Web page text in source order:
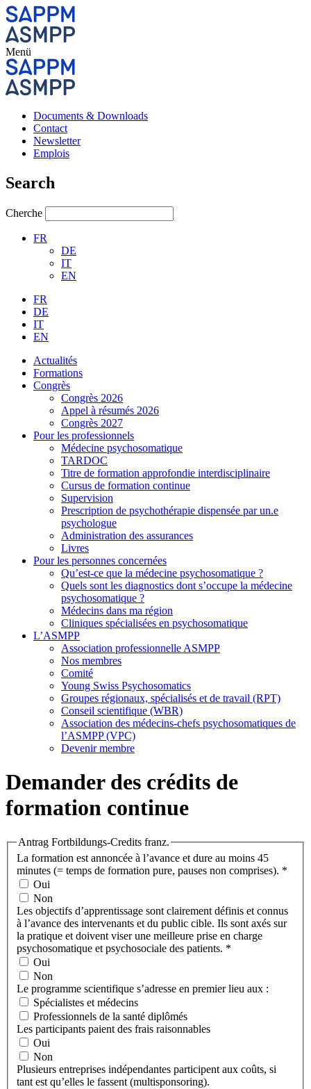
Menü
Documents & Downloads
Contact
Newsletter
Emplois
Search
Cherche
FR
DE
IT
EN
FR
DE
IT
EN
Actualités
Formations
Congrès
Congrès 2026
Appel à résumés 2026
Congrès 2027
Pour les professionnels
Médecine psychosomatique
TARDOC
Titre de formation approfondie interdisciplinaire
Cursus de formation continue
Supervision
Prescription de psychothérapie dispensée par un.e
psychologue
Administration des assurances
Livres
Pour les personnes concernées
Qu’est-ce que la médecine psychosomatique ?
Quels sont les diagnostics dont s’occupe la médecine
psychosomatique ?
Médecins dans ma région
Cliniques spécialisées en psychosomatique
L’ASMPP
Association professionnelle ASMPP
Nos membres
Comité
Young Swiss Psychosomatics
Groupes régionaux, spécialisés et de travail (RPT)
Conseil scientifique (WBR)
Association des médecins-chefs psychosomatiques de
l’ASMPP (VPC)
Devenir membre
Demander des crédits de
formation continue
Antrag Fortbildungs-Credits franz.
La formation est annoncée à l’avance et dure au moins 45
minutes (= temps de formation pure, pauses non comprises). *
Oui
Non
Les objectifs d’apprentissage sont clairement définis et connus
à l’avance des intervenants et du public cible. Ils sont axés sur
la pratique et doivent viser une meilleure prise en charge
psychosomatique et psychosociale des patients. *
Oui
Non
Le programme scientifique s’adresse en premier lieu aux :
Spécialistes et médecins
Professionnels de la santé diplômés
Les participants paient des frais raisonnables
Oui
Non
Plusieurs entreprises indépendantes participent aux coûts, si
tant est qu’elles le fassent (multisponsoring).